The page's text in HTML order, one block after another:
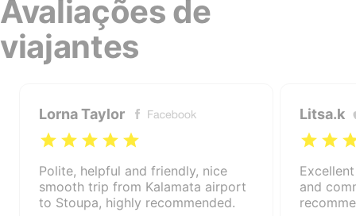
Avaliações de
viajantes
Lorna Taylor
Polite, helpful and friendly, nice
smooth trip from Kalamata airport
to Stoupa, highly recommended.
Litsa.k
and